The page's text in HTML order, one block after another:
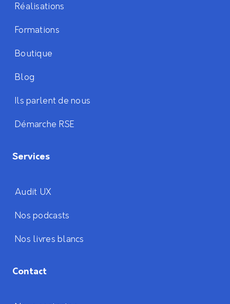
Réalisations
Formations
Boutique
Blog
Ils parlent de nous
Démarche RSE
Services
Audit UX
Nos podcasts
Nos livres blancs
Contact